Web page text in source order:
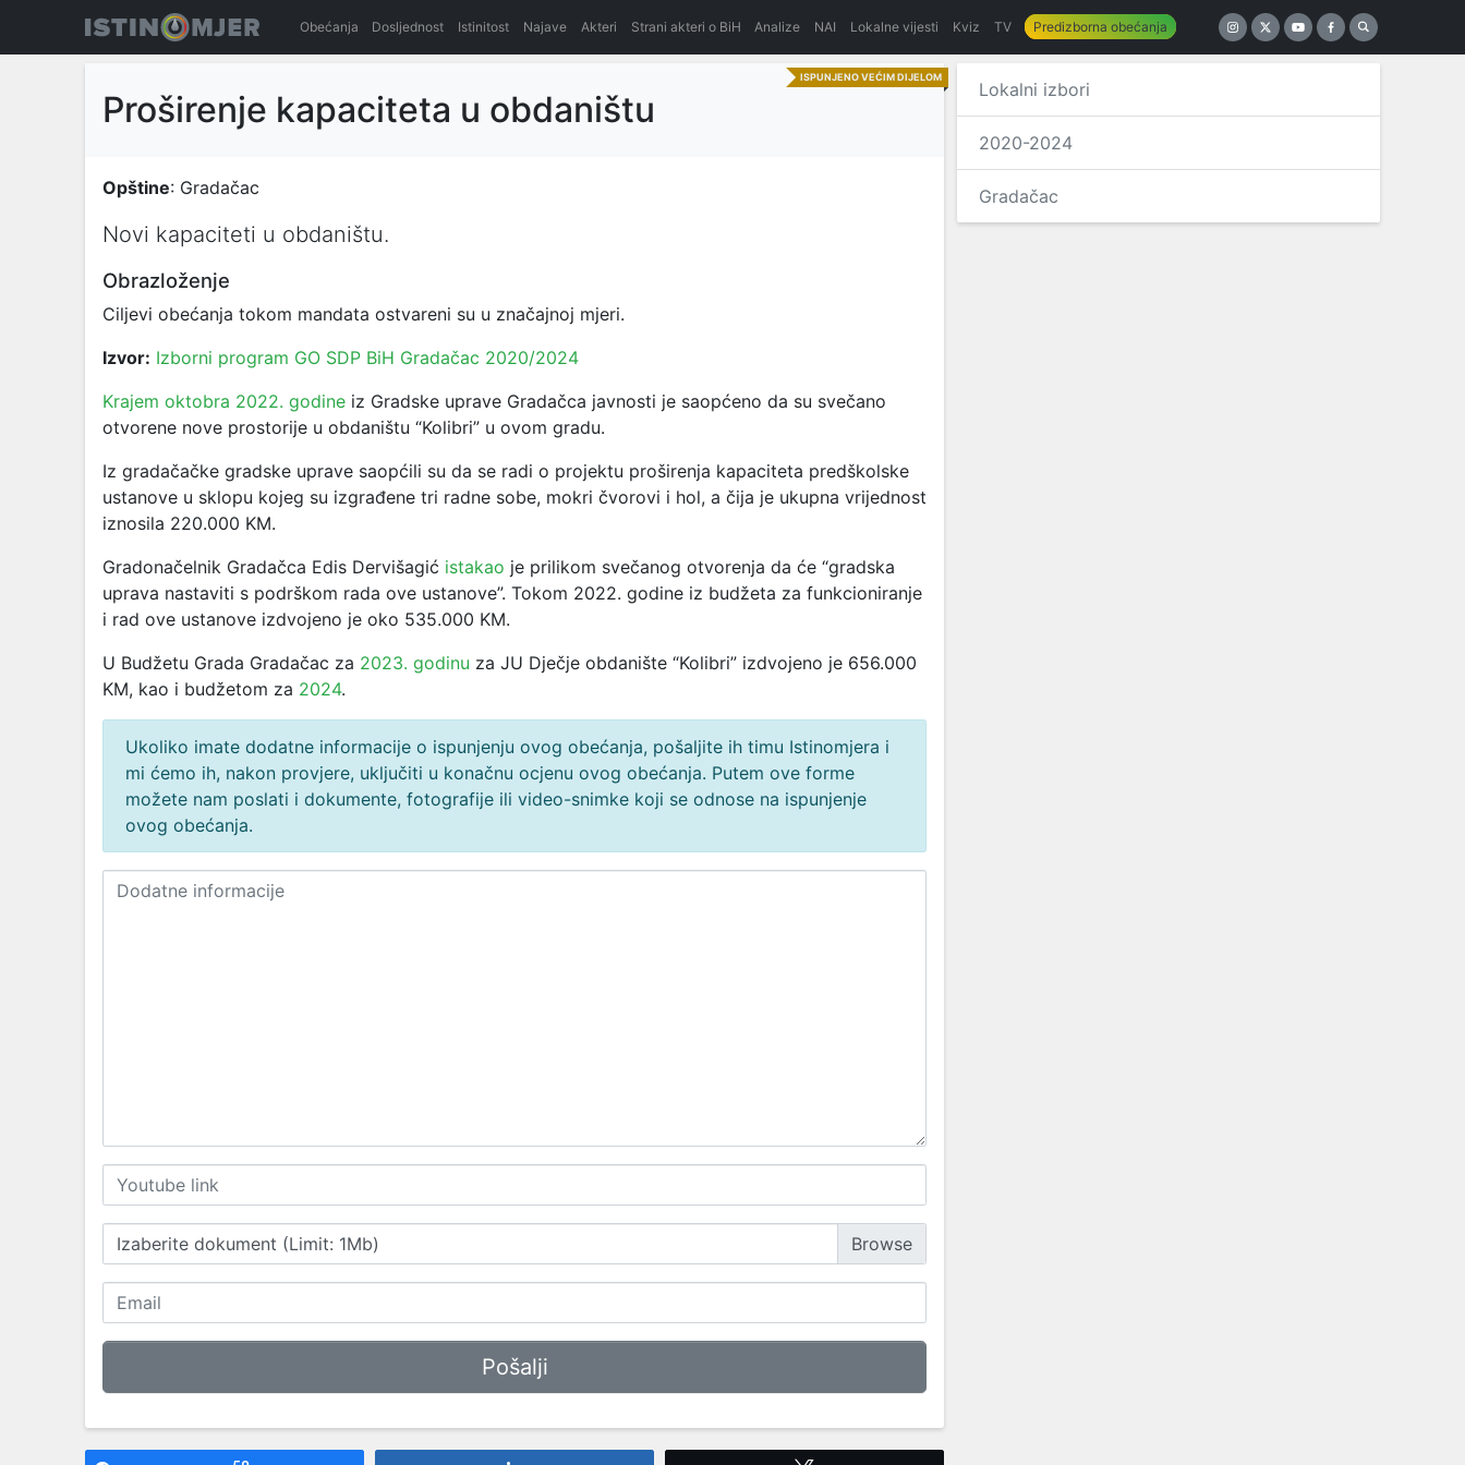
Obećanja Dosljednost Istinitost Najave Akteri Strani akteri o BiH Analize NAI Lokalne vijesti Kviz TV Predizborna obećanja
ISPUNJENO VEĆIM DIJELOM
Proširenje kapaciteta u obdaništu
Opštine: Gradačac
Novi kapaciteti u obdaništu.
Obrazloženje
Ciljevi obećanja tokom mandata ostvareni su u značajnoj mjeri.
Izvor: Izborni program GO SDP BiH Gradačac 2020/2024
Krajem oktobra 2022. godine iz Gradske uprave Gradačca javnosti je saopćeno da su svečano
otvorene nove prostorije u obdaništu “Kolibri” u ovom gradu.
Iz gradačačke gradske uprave saopćili su da se radi o projektu proširenja kapaciteta predškolske
ustanove u sklopu kojeg su izgrađene tri radne sobe, mokri čvorovi i hol, a čija je ukupna vrijednost
iznosila 220.000 KM.
Gradonačelnik Gradačca Edis Dervišagić istakao je prilikom svečanog otvorenja da će “gradska
uprava nastaviti s podrškom rada ove ustanove”. Tokom 2022. godine iz budžeta za funkcioniranje
i rad ove ustanove izdvojeno je oko 535.000 KM.
U Budžetu Grada Gradačac za 2023. godinu za JU Dječje obdanište “Kolibri” izdvojeno je 656.000
KM, kao i budžetom za 2024.
Ukoliko imate dodatne informacije o ispunjenju ovog obećanja, pošaljite ih timu Istinomjera i
mi ćemo ih, nakon provjere, uključiti u konačnu ocjenu ovog obećanja. Putem ove forme
možete nam poslati i dokumente, fotografije ili video-snimke koji se odnose na ispunjenje
ovog obećanja.
Izaberite dokument (Limit: 1Mb)
Lokalni izbori
2020-2024
Gradačac